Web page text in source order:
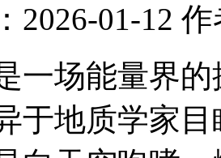
2026-01-12 作
一场能量界
于地质学家